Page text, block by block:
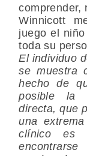
comprender,
Winnicott
juego el
toda su
El individuo
se muestra
hecho de
posible la
directa, que
una
clínico es